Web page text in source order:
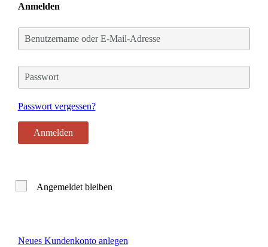
Anmelden
Benutzername
oder
E-
Adresse
Passwort
Passwort vergessen?
Angemeldet bleiben
Neues Kundenkonto anlegen